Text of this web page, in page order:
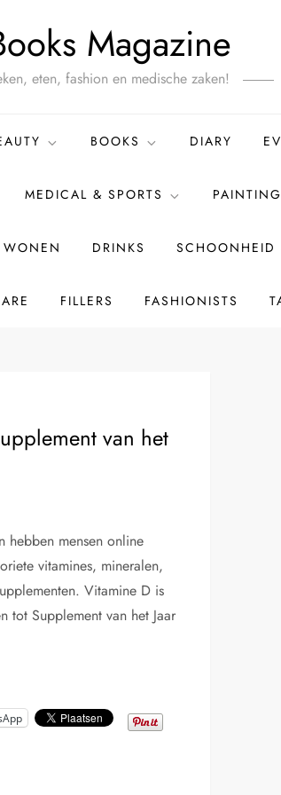
Magazine
eten, fashion en medische zaken!
BOOKS DIARY
MEDICAL & SPORTS
WONEN DRINKS SCHOONHEID
FILLERS FASHIONISTS
van het
hebben mensen online
vitamines, mineralen,
Vitamine D is
tot Supplement van het Jaar